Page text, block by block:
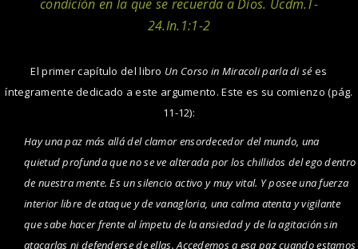
condición en la que se recuerda a Dios. Ucdm.T-
24.In.1:1-2
El primer capítulo del libro Un Corso in Miracoli parla di sé es
íntegramente dedicado a este argumento. Este es su comienzo (pág.
11-12):
Hay una paz más allá del clamor ensordecedor del mundo, una
quietud profunda que no se ve alterada por los chillidos del ego dentro
de nuestra mente. Es un silencio activo y muy vital. Y posee una fuerza
interior libre de ataque y de vanagloria, una calma atenta y vigilante
que sabe hacer frente al ímpetu de la ansiedad y de la agitación sin
atacarlas ni defenderse de ellas. Accedemos a esa paz cuando estamos